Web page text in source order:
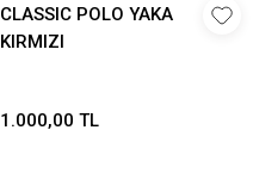
CLASSIC POLO YAKA
KIRMIZI
1.000,00 TL